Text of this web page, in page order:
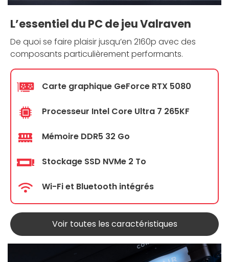
L’essentiel du PC de jeu Valraven
De quoi se faire plaisir jusqu’en 2160p avec des
composants particulièrement performants.
Carte graphique GeForce RTX 5080
Processeur Intel Core Ultra 7 265KF
Mémoire DDR5 32 Go
Stockage SSD NVMe 2 To
Wi-Fi et Bluetooth intégrés
Voir toutes les caractéristiques